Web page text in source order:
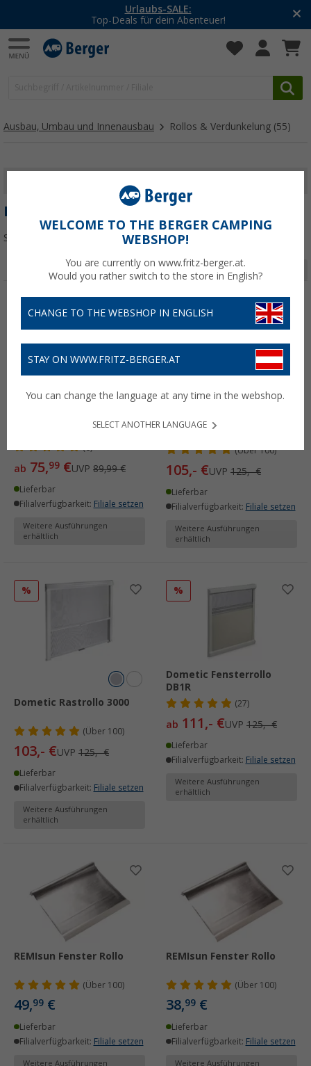
-20% auf Kleidung und Schuhe
Mit dem Aktionscode20SSV
Ausbau, Umbau und Innenausbau Rollos & Verdunkelung (55)
ROLLOS & VERDUNKELUNG
Sortieren:
Seite 1 von 2
%
Airxcel Maxxshade
ab 75,99 €UVP 89,99 €
Lieferbar
Filialverfügbarkeit: Filiale setzen
Weitere Ausführungen
erhältlich
%
Dometic Rastrollo 3000
(Über100)
105,- €UVP 125,- €
Lieferbar
Filialverfügbarkeit: Filiale setzen
Weitere Ausführungen
erhältlich
%
Dometic Rastrollo 3000
(Über100)
103,- €UVP 125,- €
Lieferbar
Filialverfügbarkeit: Filiale setzen
Weitere Ausführungen
erhältlich
%
Dometic Fensterrollo
DB1R
(27)
ab 111,- €UVP 125,- €
Lieferbar
Filialverfügbarkeit: Filiale setzen
Weitere Ausführungen
erhältlich
REMIsun Fenster Rollo
(Über100)
49,99 €
Lieferbar
Filialverfügbarkeit: Filiale setzen
Weitere Ausführungen
REMIsun Fenster Rollo
(Über100)
38,99 €
Lieferbar
Filialverfügbarkeit: Filiale setzen
Weitere Ausführungen
WELCOME TO THE BERGER CAMPING
WEBSHOP!
You are currently on www.fritz-berger.at.
Would you rather switch to the store in English?
CHANGE TO THE WEBSHOP IN ENGLISH
STAY ON WWW.FRITZ-BERGER.AT
You can change the language at any time in the webshop.
SELECT ANOTHER LANGUAGE